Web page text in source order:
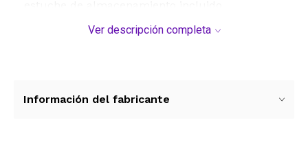
La practicidad es una prioridad en este juego de
original tras cada lavado. Presentado en una
Ver descripción completa
Información del fabricante